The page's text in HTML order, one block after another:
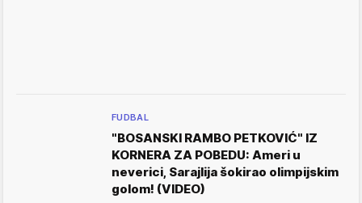
FUDBAL
"BOSANSKI RAMBO PETKOVIĆ" IZ
KORNERA ZA POBEDU: Ameri u
neverici, Sarajlija šokirao olimpijskim
golom! (VIDEO)